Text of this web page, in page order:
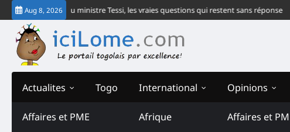
Skip
to
content
Aug 8, 2026du ministre Tessi, les vraies questions qui restent sans réponse
Actualites
Affaires et PME
Togo International
Afrique
Opinions
Affaires et